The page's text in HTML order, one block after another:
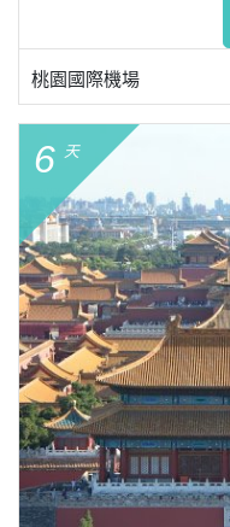
桃園國際機場
6 天